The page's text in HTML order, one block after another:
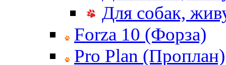
Для собак,
Forza 10 (Форза)
Pro Plan (Проплан)